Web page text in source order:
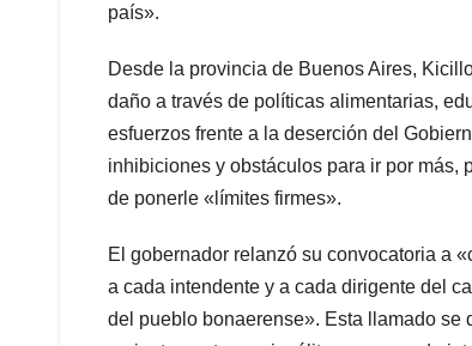
país».
Desde la provincia de Buenos Aires,
daño a través de políticas alimentarias,
esfuerzos frente a la deserción del
inhibiciones y obstáculos para ir por más,
de ponerle «límites firmes».
El gobernador relanzó su convocatoria a
a cada intendente y a cada dirigente del
del pueblo bonaerense». Esta llamado se